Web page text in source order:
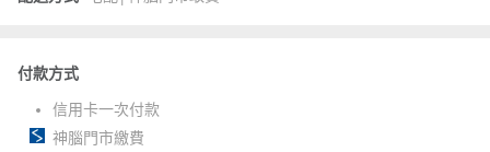
付款方式
信用卡一次付款
神腦門市繳費